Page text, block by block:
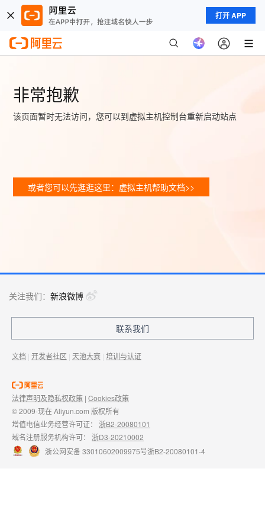
打开 APP
非常抱歉
该页面暂时无法访问，您可以到虚拟主机控制台重新启动站点
或者您可以先逛逛这里：虚拟主机帮助文档>>